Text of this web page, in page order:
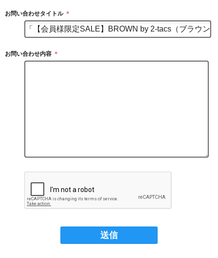
お問い合わせタイトル ＊
お問い合わせ内容 ＊